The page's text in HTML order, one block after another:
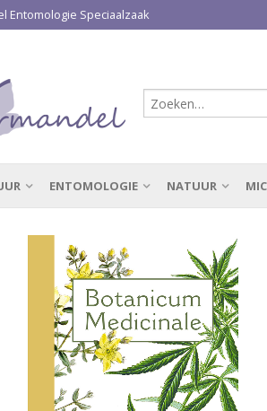
Entomologie Speciaalzaak
ENTOMOLOGIE NATUUR